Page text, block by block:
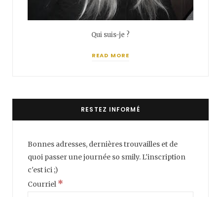
Qui suis-je ?
READ MORE
RESTEZ INFORMÉ
Bonnes adresses, dernières trouvailles et de
quoi passer une journée so smily. L'inscription
c'est ici ;)
Courriel *